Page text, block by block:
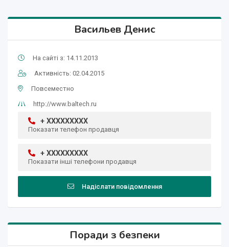
Васильев Денис
На сайті з: 14.11.2013
Активність: 02.04.2015
Повсеместно
http://www.baltech.ru
+ XXXXXXXXX
Показати телефон продавця
+ XXXXXXXXX
Показати інші телефони продавця
Надіслати повідомлення
Поради з безпеки